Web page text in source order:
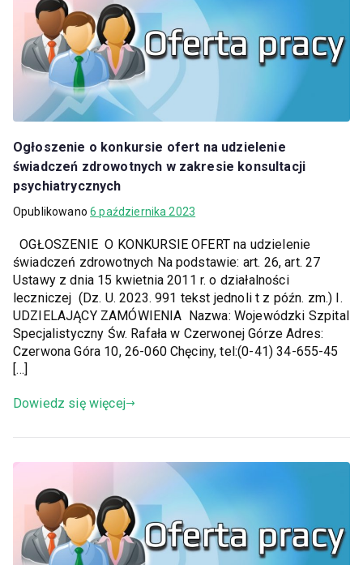
Ogłoszenie o konkursie ofert na udzielenie
świadczeń zdrowotnych w zakresie konsultacji
psychiatrycznych
Opublikowano6 października 2023
OGŁOSZENIE O KONKURSIE OFERT na udzielenie
świadczeń zdrowotnych Na podstawie: art. 26, art. 27
Ustawy z dnia 15 kwietnia 2011 r. o działalności
leczniczej (Dz. U. 2023. 991 tekst jednoli t z późn. zm.) I.
UDZIELAJĄCY ZAMÓWIENIA Nazwa: Wojewódzki Szpital
Specjalistyczny Św. Rafała w Czerwonej Górze Adres:
Czerwona Góra 10, 26-060 Chęciny, tel:(0-41) 34-655-45
[…]
Dowiedz się więcej